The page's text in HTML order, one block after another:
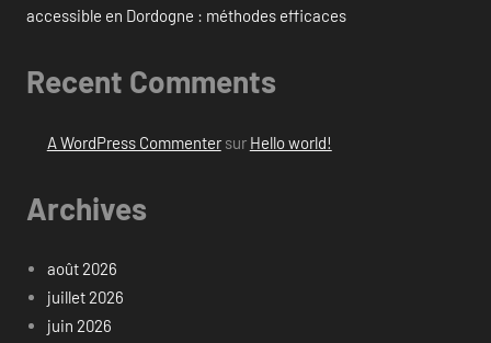
accessible en Dordogne : méthodes efficaces
Recent Comments
A WordPress Commentersur Hello world!
Archives
août 2026
juillet 2026
juin 2026